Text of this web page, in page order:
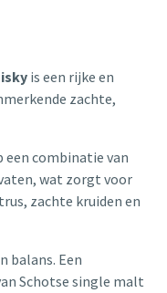
is een rijke en
zachte,
een combinatie van
wat zorgt voor
zachte kruiden en
balans. Een
Schotse single malt